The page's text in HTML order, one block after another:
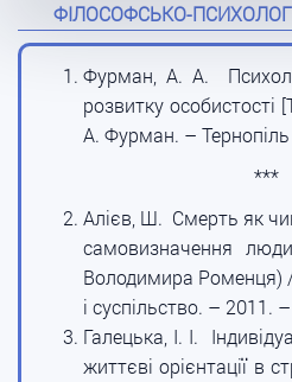
ФІЛОСОФСЬКО-
Фурман, А. А.
розвитку особистості
А. Фурман. –
***
Алієв, Ш. Смерть як
самовизначення
Володимира Роменця)
і суспільство. –
Галецька, І. І.
життєві орієнтації в